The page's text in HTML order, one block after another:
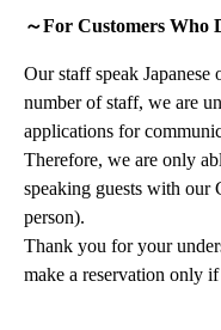
～For Customers Who
Our staff speak
number of staff, we are
applications for
Therefore, we are only
speaking guests with our
person).
Thank you for your
make a reservation only